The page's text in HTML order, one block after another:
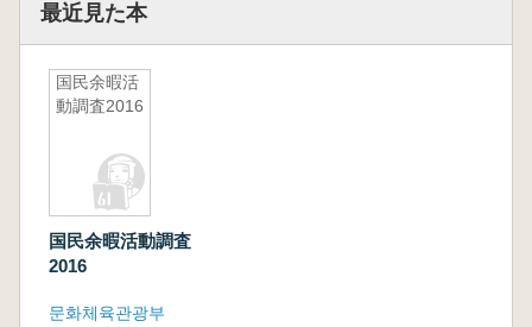
最近見た本
国民余暇活
動調査2016
国民余暇活動調査
2016
문화체육관광부